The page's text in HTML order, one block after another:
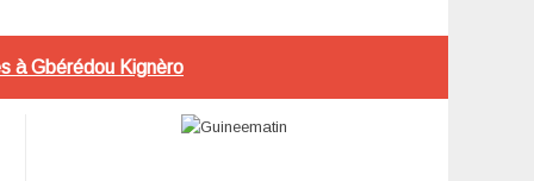
à Gbérédou Kignèro